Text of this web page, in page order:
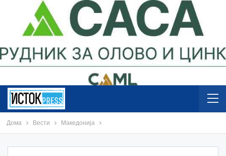
Дома Вести Македонија